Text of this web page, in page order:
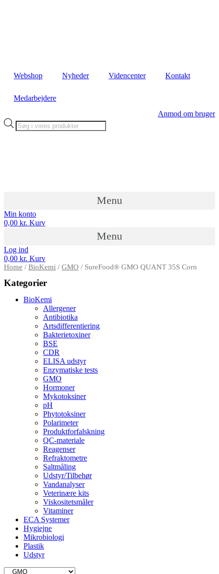
Webshop Nyheder Videncenter Kontakt
Medarbejdere
Anmod om bruger
Products
search
Menu
Min konto
0,00 kr. Kurv
Menu
Log ind
0,00 kr. Kurv
Home / BioKemi / GMO / SureFood® GMO QUANT 35S Corn
Kategorier
BioKemi
Allergener
Antibiotika
Artsdifferentiering
Bakterietoxiner
BSE
CDR
ELISA udstyr
Enzymatiske tests
GMO
Hormoner
Mykotoksiner
pH
Phytotoksiner
Polarimeter
Produktforfalskning
QC-materiale
Reagenser
Refraktometre
Saltmåling
Udstyr/Tilbehør
Vandanalyser
Veterinære kits
Viskositetsmåler
Vitaminer
ECA Systemer
Hygiejne
Mikrobiologi
Plastik
Udstyr